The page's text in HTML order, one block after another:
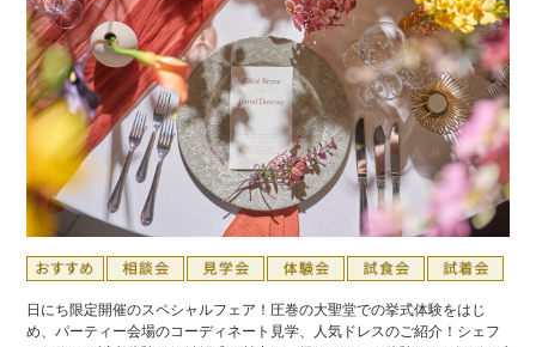
日にち限定開催のスペシャルフェア！圧巻の大聖堂での挙式体験をはじ
め、パーティー会場のコーディネート見学、人気ドレスのご紹介！シェフ